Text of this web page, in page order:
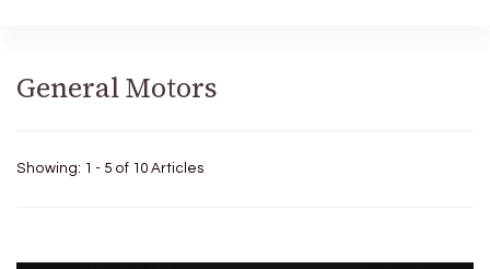
General Motors
Showing: 1 - 5 of 10 Articles